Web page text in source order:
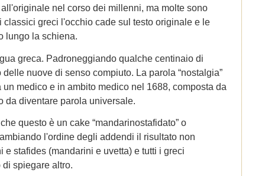
nel corso dei millenni, ma molte sono
greci l'occhio cade sul testo originale e le
lungo la schiena.
greca. Padroneggiando qualche centinaio di
nuove di senso compiuto. La parola “nostalgia”
medico e in ambito medico nel 1688, composta da
da diventare parola universale.
questo è un cake “mandarinostafidato” o
l'ordine degli addendi il risultato non
stafides (mandarini e uvetta) e tutti i greci
spiegare altro.